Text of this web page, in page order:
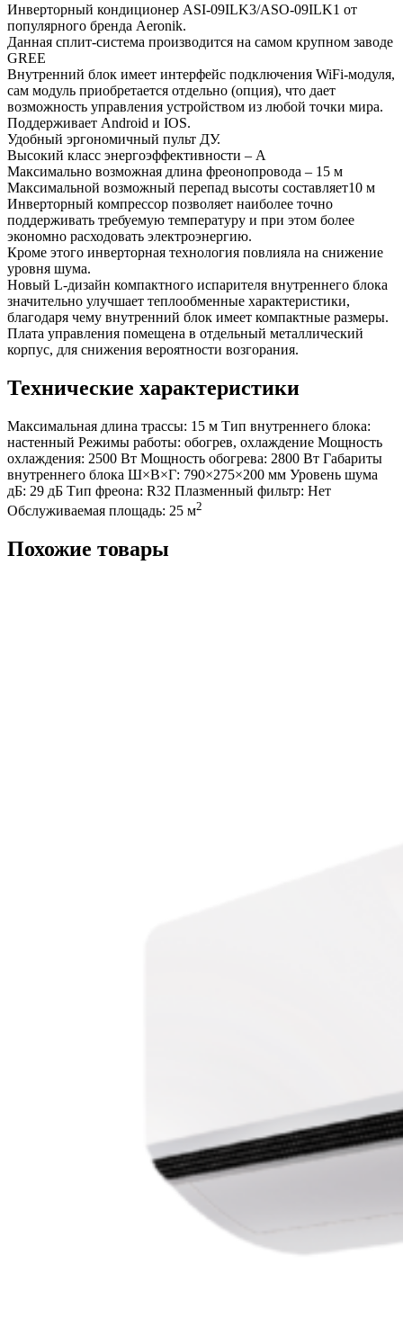
Инверторный кондиционер ASI-09ILK3/ASO-09ILK1 от
популярного бренда Aeronik.
Данная сплит-система производится на самом крупном заводе
GREE
Внутренний блок имеет интерфейс подключения WiFi-модуля,
сам модуль приобретается отдельно (опция), что дает
возможность управления устройством из любой точки мира.
Поддерживает Android и IOS.
Удобный эргономичный пульт ДУ.
Высокий класс энергоэффективности – А
Максимально возможная длина фреонопровода – 15 м
Максимальной возможный перепад высоты составляет10 м
Инверторный компрессор позволяет наиболее точно
поддерживать требуемую температуру и при этом более
экономно расходовать электроэнергию.
Кроме этого инверторная технология повлияла на снижение
уровня шума.
Новый L-дизайн компактного испарителя внутреннего блока
значительно улучшает теплообменные характеристики,
благодаря чему внутренний блок имеет компактные размеры.
Плата управления помещена в отдельный металлический
корпус, для снижения вероятности возгорания.
Технические характеристики
Максимальная длина трассы: 15 м Тип внутреннего блока:
настенный Режимы работы: обогрев, охлаждение Мощность
охлаждения: 2500 Вт Мощность обогрева: 2800 Вт Габариты
внутреннего блока Ш×В×Г: 790×275×200 мм Уровень шума
дБ: 29 дБ Тип фреона: R32 Плазменный фильтр: Нет
Обслуживаемая площадь: 25 м2
Похожие товары